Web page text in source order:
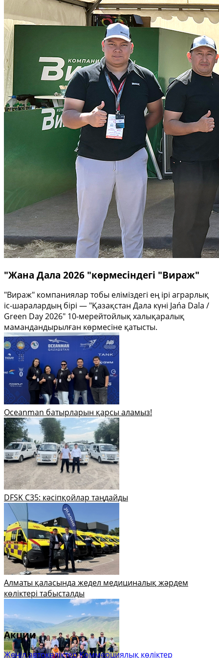
"Жана Дала 2026 "көрмесіндегі "Вираж"
"Вираж" компаниялар тобы еліміздегі ең ірі аграрлық
іс-шаралардың бірі — "Қазақстан Дала күні Jańa Dala /
Green Day 2026" 10-мерейтойлық халықаралық
мамандандырылған көрмесіне қатысты.
Oceanman батырларын қарсы аламыз!
DFSK C35: кәсіпқойлар таңдайды
Алматы қаласында жедел медициналық жәрдем
көліктері табысталды
Акции
Жеңіл автокөліктерКоммерциялық көліктер